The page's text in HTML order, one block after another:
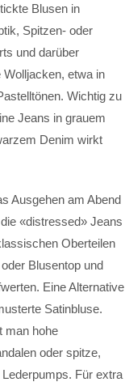
Blusen in
Spitzen- oder
und darüber
Wolljacken, etwa in
Wichtig zu
Jeans in grauem
Denim wirkt
Ausgehen am Abend
«distressed» Jeans
Oberteilen
Blusentop und
Eine Alternative
Satinbluse.
man hohe
oder spitze,
Für extra